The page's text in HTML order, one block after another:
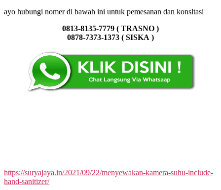
ayo hubungi nomer di bawah ini untuk pemesanan dan konsltasi
0813-8135-7779 ( TRASNO )
0878-7373-1373 ( SISKA )
https://suryajaya.in/2021/09/22/menyewakan-kamera-suhu-include-
hand-sanitizer/